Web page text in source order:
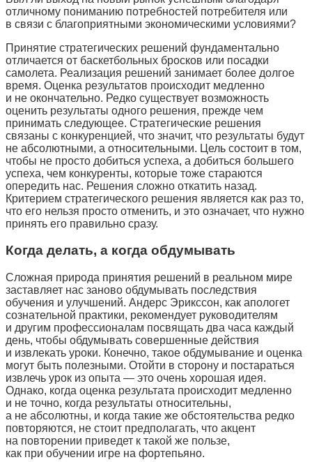
отличному пониманию потребностей потребителя или
в связи с благоприятными экономическими условиями?
Принятие стратегических решений фундаментально
отличается от баскетбольных бросков или посадки
самолета. Реализация решений занимает более долгое
время. Оценка результатов происходит медленно
и не окончательно. Редко существует возможность
оценить результаты одного решения, прежде чем
принимать следующее. Стратегические решения
связаны с конкуренцией, что значит, что результаты будут
не абсолютными, а относительными. Цель состоит в том,
чтобы не просто добиться успеха, а добиться большего
успеха, чем конкуренты, которые тоже стараются
опередить нас. Решения сложно откатить назад.
Критерием стратегического решения является как раз то,
что его нельзя просто отменить, и это означает, что нужно
принять его правильно сразу.
Когда делать, а когда обдумывать
Сложная природа принятия решений в реальном мире
заставляет нас заново обдумывать последствия
обучения и улучшений. Андерс Эрикссон, как апологет
сознательной практики, рекомендует руководителям
и другим профессионалам посвящать два часа каждый
день, чтобы обдумывать совершенные действия
и извлекать уроки. Конечно, такое обдумывание и оценка
могут быть полезными. Отойти в сторону и постараться
извлечь урок из опыта — это очень хорошая идея.
Однако, когда оценка результата происходит медленно
и не точно, когда результаты относительны,
а не абсолютны, и когда такие же обстоятельства редко
повторяются, не стоит предполагать, что акцент
на повторении приведет к такой же пользе,
как при обучении игре на фортепьяно.